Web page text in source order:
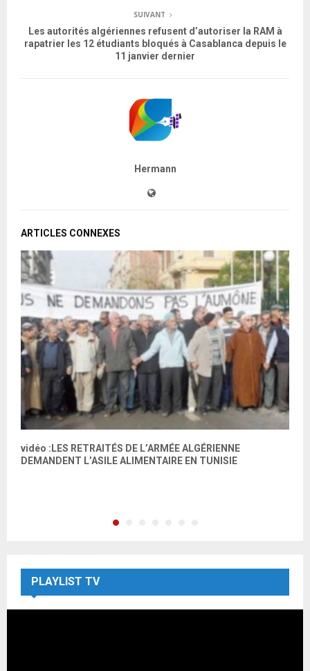
SUIVANT
Les autorités algériennes refusent d’autoriser la RAM à
rapatrier les 12 étudiants bloqués à Casablanca depuis le
11 janvier dernier
Hermann
ARTICLES CONNEXES
vidéo :LES RETRAITÉS DE L’ARMÉE ALGÉRIENNE
DEMANDENT L’ASILE ALIMENTAIRE EN TUNISIE
PLAYLIST TV